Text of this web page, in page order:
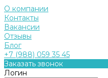
О компании
Контакты
Вакансии
Отзывы
Блог
+7 (988) 059 35 45
Заказать звонок
Логин